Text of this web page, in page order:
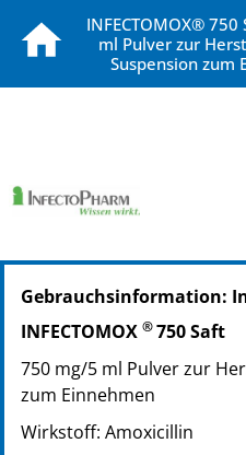
INFECTOMOX®
ml Pulver zur
Suspension zum
PZN: 04835351
PPN: 110483535144
NTIN: 04150048353517
PPN: 110757439437
NTIN: 04150075743947
Gebrauchsinformation:
INFECTOMOX ®750 Saft
750 mg/5 ml Pulver zur
zum Einnehmen
Wirkstoff: Amoxicillin